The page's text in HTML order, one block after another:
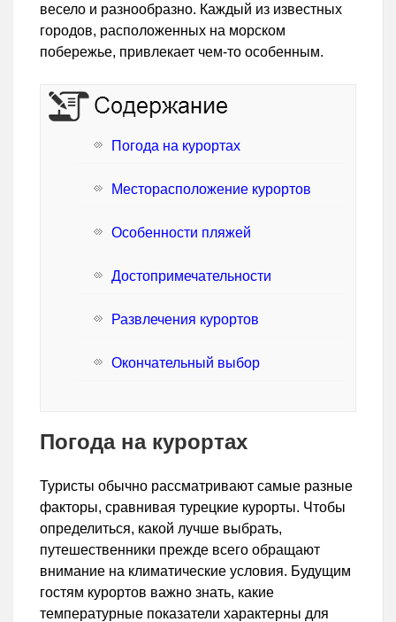
весело и разнообразно. Каждый из известных
городов, расположенных на морском
побережье, привлекает чем-то особенным.
Погода на курортах
Месторасположение курортов
Особенности пляжей
Достопримечательности
Развлечения курортов
Окончательный выбор
Погода на курортах
Туристы обычно рассматривают самые разные
факторы, сравнивая турецкие курорты. Чтобы
определиться, какой лучше выбрать,
путешественники прежде всего обращают
внимание на климатические условия. Будущим
гостям курортов важно знать, какие
температурные показатели характерны для